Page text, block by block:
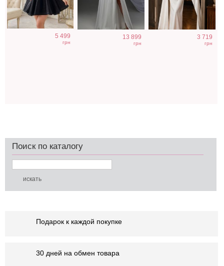
5 499
грн
13 899
грн
3 719
грн
Поиск по каталогу
Подарок к каждой покупке
30 дней на обмен товара